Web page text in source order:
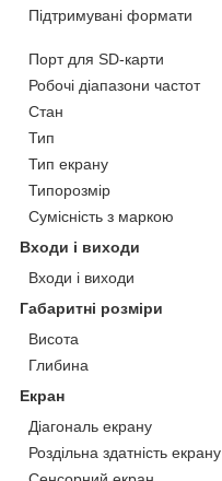
Підтримувані формати
Порт для SD-карти
Робочі діапазони частот
Стан
Тип
Тип екрану
Типорозмір
Сумісність з маркою
Входи і виходи
Входи і виходи
Габаритні розміри
Висота
Глибина
Екран
Діагональ екрану
Роздільна здатність екрану